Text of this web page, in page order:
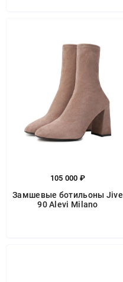
105 000 ₽
Замшевые ботильоны Jive
90 Alevi Milano